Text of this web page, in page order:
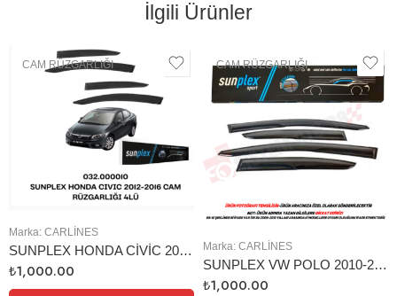
İlgili Ürünler
CAM RÜZGARLIĞI
Marka: CARLINES
SUNPLEX HONDA CİVİC 2012-2016 CAM RÜZGARLIĞI 4LÜ
₺1,000.00
CAM RÜZGARLIĞI
Marka: CARLINES
SUNPLEX VW POLO 2010-2017 CAM RÜZGARLIĞI 4LÜ
₺1,000.00